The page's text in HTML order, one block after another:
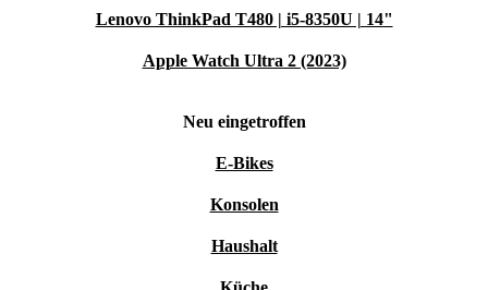
Lenovo ThinkPad T480 | i5-8350U | 14"
Apple Watch Ultra 2 (2023)
Neu eingetroffen
E-Bikes
Konsolen
Haushalt